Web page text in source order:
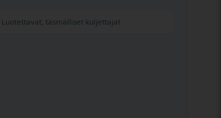
Luotettavat, täsmälliset kuljettajat